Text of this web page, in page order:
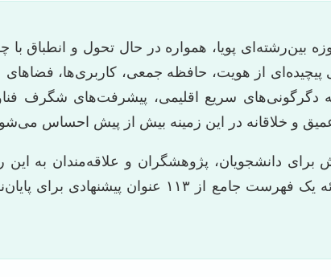
پویا، همواره در حال تحول و انطباق
پیچیده‌ای از هویت، حافظه جمعی، کاربری‌ها،
دگرگونی‌های سریع اقلیمی، پیشرفت‌های شگرف
و خلاقانه در این زمینه بیش از پیش احساس
دانشجویان، پژوهشگران و علاقه‌مندان به
موضوعات نوین، رویکردهای پیشرو در این حوزه و